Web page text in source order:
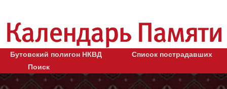
Бутовский полигон НКВД
Список пострадавших
Поиск